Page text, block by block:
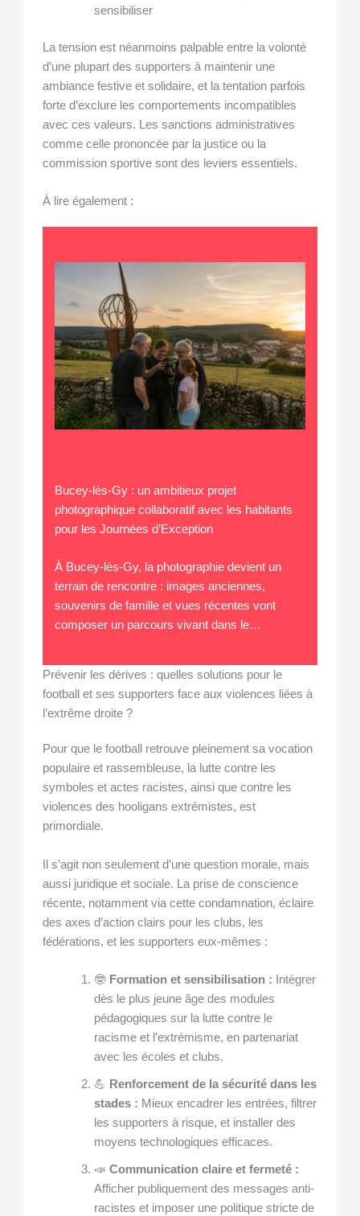
sensibiliser
La tension est néanmoins palpable entre la volonté
d’une plupart des supporters à maintenir une
ambiance festive et solidaire, et la tentation parfois
forte d’exclure les comportements incompatibles
avec ces valeurs. Les sanctions administratives
comme celle prononcée par la justice ou la
commission sportive sont des leviers essentiels.
À lire également :
Bucey-lès-Gy : un ambitieux projet
photographique collaboratif avec les habitants
pour les Journées d’Exception
À Bucey-lès-Gy, la photographie devient un
terrain de rencontre : images anciennes,
souvenirs de famille et vues récentes vont
composer un parcours vivant dans le…
Prévenir les dérives : quelles solutions pour le
football et ses supporters face aux violences liées à
l’extrême droite ?
Pour que le football retrouve pleinement sa vocation
populaire et rassembleuse, la lutte contre les
symboles et actes racistes, ainsi que contre les
violences des hooligans extrémistes, est
primordiale.
Il s’agit non seulement d’une question morale, mais
aussi juridique et sociale. La prise de conscience
récente, notamment via cette condamnation, éclaire
des axes d’action clairs pour les clubs, les
fédérations, et les supporters eux-mêmes :
🤓 Formation et sensibilisation : Intégrer
dès le plus jeune âge des modules
pédagogiques sur la lutte contre le
racisme et l’extrémisme, en partenariat
avec les écoles et clubs.
💪 Renforcement de la sécurité dans les
stades : Mieux encadrer les entrées, filtrer
les supporters à risque, et installer des
moyens technologiques efficaces.
📣 Communication claire et fermeté :
Afficher publiquement des messages anti-
racistes et imposer une politique stricte de